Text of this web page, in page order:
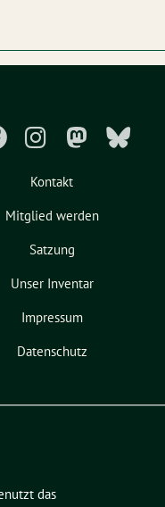
Kontakt
Mitglied werden
Satzung
Unser Inventar
Impressum
Datenschutz
das